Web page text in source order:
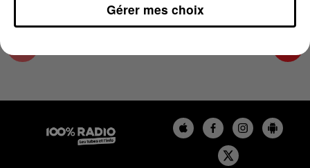
Gérer mes choix